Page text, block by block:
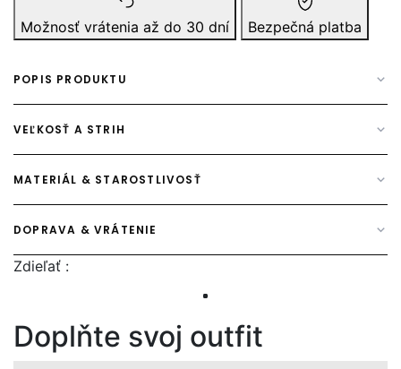
Možnosť vrátenia až do 30 dní Bezpečná platba
POPIS PRODUKTU
VEĽKOSŤ A STRIH
MATERIÁL & STAROSTLIVOSŤ
DOPRAVA & VRÁTENIE
Zdieľať :
Doplňte svoj outfit